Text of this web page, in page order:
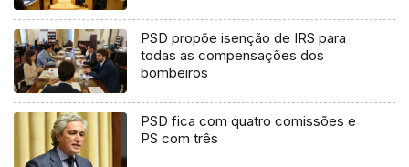
PSD propõe isenção de IRS para
todas as compensações dos
bombeiros
PSD fica com quatro comissões e
PS com três